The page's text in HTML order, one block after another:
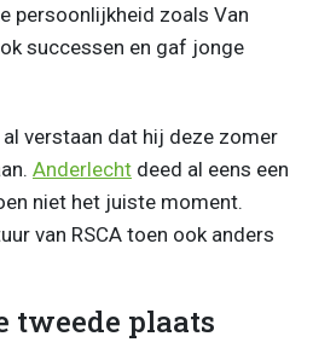
persoonlijkheid zoals Van
successen en gaf jonge
verstaan dat hij deze zomer
Anderlecht deed al eens een
niet het juiste moment.
van RSCA toen ook anders
tweede plaats